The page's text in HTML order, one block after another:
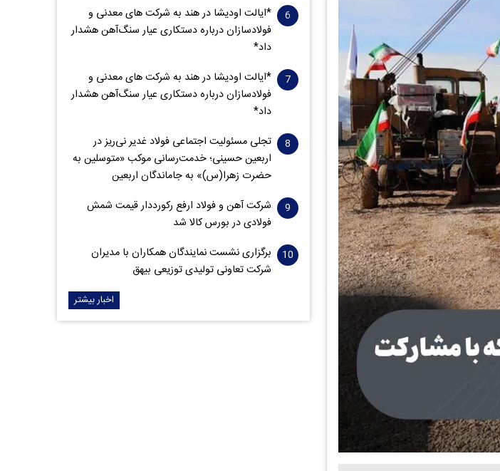
*ایالت اودیشا در هند به شرکت های معدنی و
فولادسازان درباره دستکاری عیار سنگ‌آهن هشدار
داد*
*ایالت اودیشا در هند به شرکت های معدنی و
فولادسازان درباره دستکاری عیار سنگ‌آهن هشدار
داد*
تجلی مسئولیت اجتماعی فولاد غدیر نی‌ریز در
اربعین حسینی؛ خدمت‌رسانی موکب «متوسلین به
حضرت زهرا(س)» به جاماندگان اربعین
شرکت آهن و فولاد ارفع رکورددار قیمت شمش
فولادی در بورس کالا شد
برگزاری نشست نمایندگان همکاران با مدیران
شرکت تعاونی تولیدی توزیعی بیهق
اخبار بیشتر